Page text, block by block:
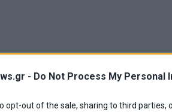
- Do Not Process My Personal
opt-out of the sale, sharing to third parties,